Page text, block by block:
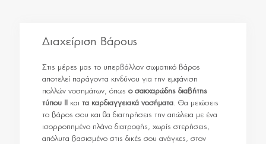
Διαχείριση Βάρους
Στις μέρες μας το υπερβάλλον σωματικό βάρος
αποτελεί παράγοντα κινδύνου για την εμφάνιση
πολλών νοσημάτων, όπωςο σακχαρώδης διαβήτης
τύπου ΙΙ
καιτα καρδιαγγειακά νοσήματα. Θα μειώσεις
το βάρος σου και θα διατηρήσεις την απώλεια με ένα
ισορροπημένο πλάνο διατροφής, χωρίς στερήσεις,
απόλυτα βασισμένο στις δικές σου ανάγκες, στον